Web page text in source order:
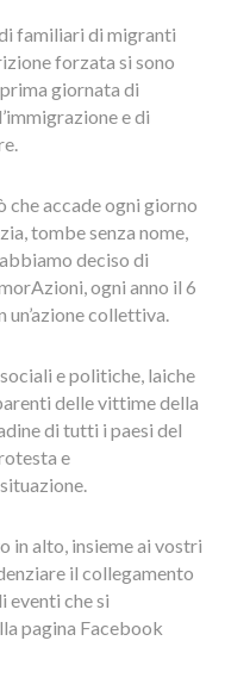
familiari di migranti
forzata si sono
giornata di
e di
che accade ogni giorno
tombe senza nome,
deciso di
ogni anno il 6
collettiva.
e politiche, laiche
delle vittime della
di tutti i paesi del
e
in alto, insieme ai vostri
il collegamento
eventi che si
pagina Facebook